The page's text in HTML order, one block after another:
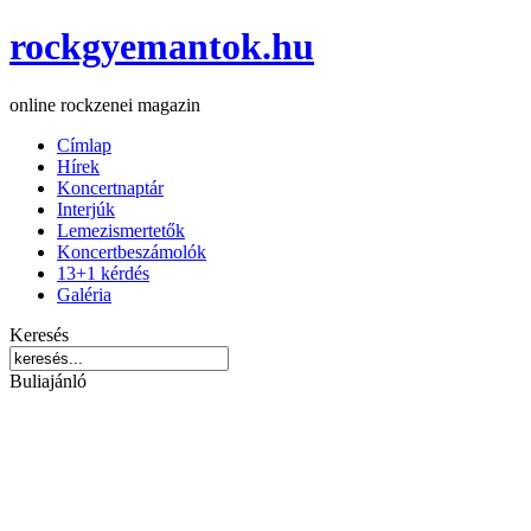
rockgyemantok.hu
online rockzenei magazin
Címlap
Hírek
Koncertnaptár
Interjúk
Lemezismertetők
Koncertbeszámolók
13+1 kérdés
Galéria
Keresés
Buliajánló